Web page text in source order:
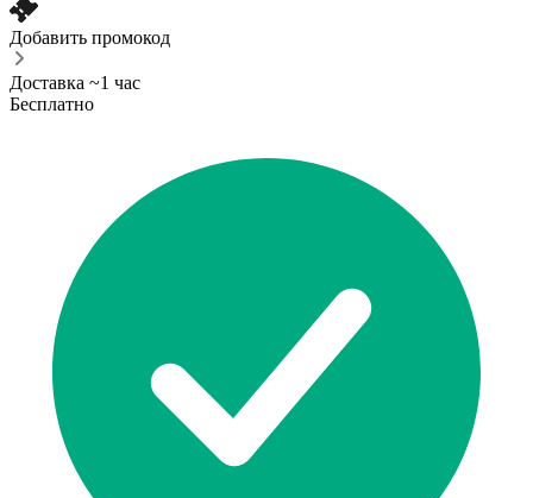
Добавить промокод
Доставка ~1 час
Бесплатно